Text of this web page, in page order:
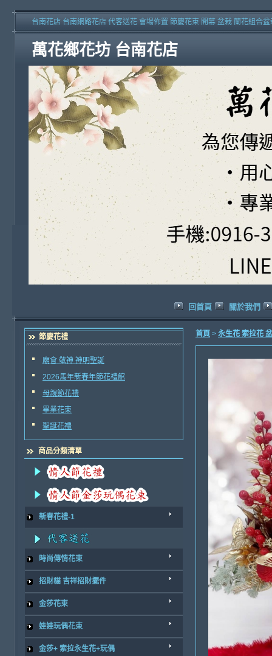
萬花鄉花坊 台南花店
台南花店 台南網路花店 代客送花 會場佈置 節慶花束 開幕 盆栽 蘭花組合
回首頁 關於我們
節慶花禮
廟會 敬神 神明聖誕
2026馬年新春年節花禮館
母親節花禮
畢業花束
聖誕花禮
商品分類清單
新春花禮-1
時尚傳情花束
招財貓 吉祥招財擺件
金莎花束
娃娃玩偶花束
金莎+ 索拉永生花+玩偶
首頁 > 永生花 索拉花